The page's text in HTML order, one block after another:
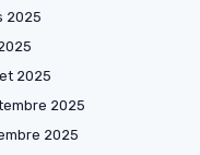
2025
2025
2025
2025